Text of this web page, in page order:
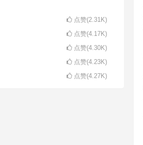
点赞(2.31K)
点赞(4.17K)
点赞(4.30K)
点赞(4.23K)
点赞(4.27K)